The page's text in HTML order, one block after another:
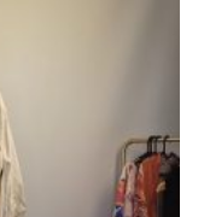
varyasyonu
var.
Seçenekler
ürün